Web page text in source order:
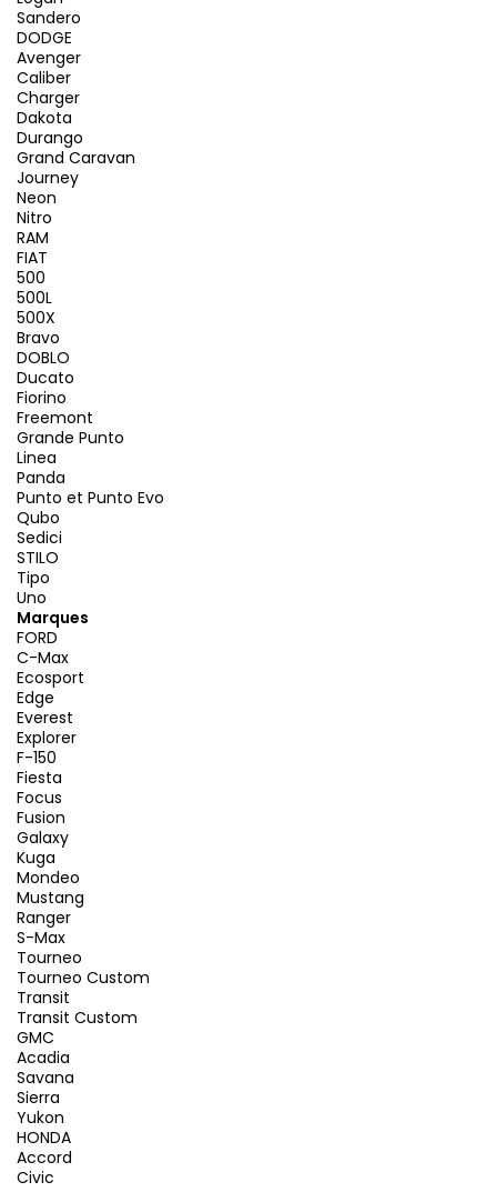
Sandero
DODGE
Avenger
Caliber
Charger
Dakota
Durango
Grand Caravan
Journey
Neon
Nitro
RAM
FIAT
500
500L
500X
Bravo
DOBLO
Ducato
Fiorino
Freemont
Grande Punto
Linea
Panda
Punto et Punto Evo
Qubo
Sedici
STILO
Tipo
Uno
Marques
FORD
C-Max
Ecosport
Edge
Everest
Explorer
F-150
Fiesta
Focus
Fusion
Galaxy
Kuga
Mondeo
Mustang
Ranger
S-Max
Tourneo
Tourneo Custom
Transit
Transit Custom
GMC
Acadia
Savana
Sierra
Yukon
HONDA
Accord
Civic